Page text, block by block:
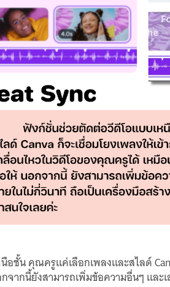
ชั้น คุณครูแค่เลือกเพลงและสไลด์
กนี้ยังสามารถเพิ่มข้อความอื่นๆ และ